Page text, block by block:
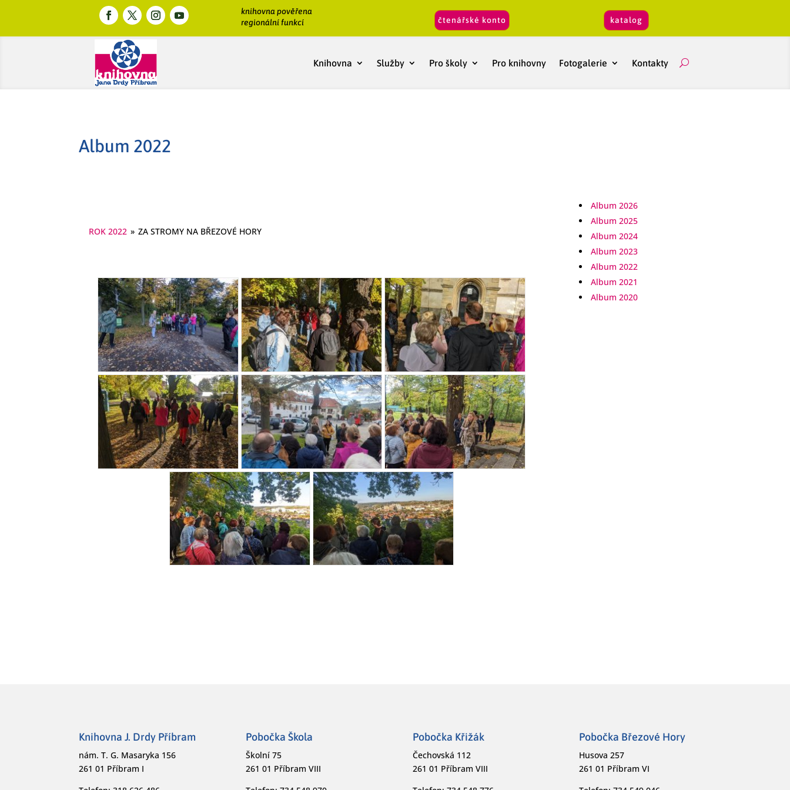
knihovna pověřena
regionální funkcí
čtenářské konto katalog
Knihovna Služby Pro školy Pro knihovny Fotogalerie Kontakty
Album 2022
ROK 2022 » ZA STROMY NA BŘEZOVÉ HORY
Album 2026
Album 2025
Album 2024
Album 2023
Album 2022
Album 2021
Album 2020
Knihovna J. Drdy Příbram
nám. T. G. Masaryka 156
261 01 Příbram I
Pobočka Škola
Školní 75
261 01 Příbram VIII
Pobočka Křižák
Čechovská 112
261 01 Příbram VIII
Pobočka Březové Hory
Husova 257
261 01 Příbram VI